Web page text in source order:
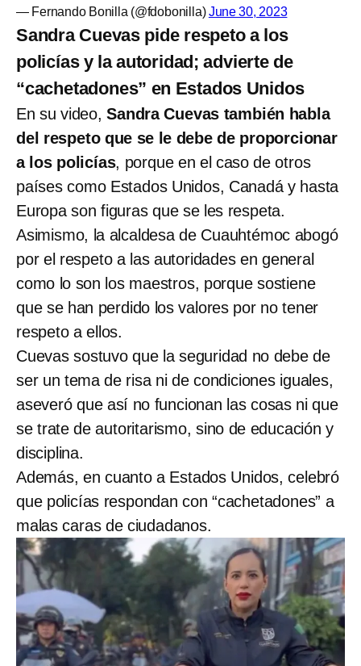
— Fernando Bonilla (@fdobonilla)June 30, 2023
Sandra Cuevas pide respeto a los
policías y la autoridad; advierte de
“cachetadones” en Estados Unidos
En su video,Sandra Cuevas también habla
del respeto que se le debe de proporcionar
a los policías, porque en el caso de otros
países como Estados Unidos, Canadá y hasta
Europa son figuras que se les respeta.
Asimismo, la alcaldesa de Cuauhtémoc abogó
por el respeto a las autoridades en general
como lo son los maestros, porque sostiene
que se han perdido los valores por no tener
respeto a ellos.
Cuevas sostuvo que la seguridad no debe de
ser un tema de risa ni de condiciones iguales,
aseveró que así no funcionan las cosas ni que
se trate de autoritarismo, sino de educación y
disciplina.
Además, en cuanto a Estados Unidos, celebró
que policías respondan con “cachetadones” a
malas caras de ciudadanos.